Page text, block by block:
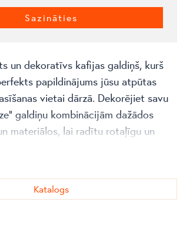
Sazināties
un dekoratīvs kafijas galdiņš, kurš
papildinājums jūsu atpūtas
vietai dārzā. Dekorējiet savu
galdiņu kombinācijām dažādos
materiālos, lai radītu rotaļīgu un
no dabīgiem materiāliem, tāpēc
ir vienmēr unikālas un simboliskas.
Katalogs